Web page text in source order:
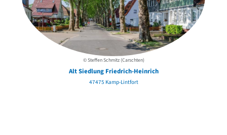
© Steffen Schmitz (Carschten)
Alt Siedlung Friedrich-Heinrich
47475 Kamp-Lintfort